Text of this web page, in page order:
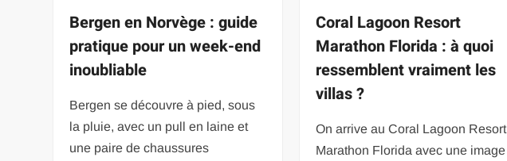
Bergen en Norvège : guide
pratique pour un week-end
inoubliable
Bergen se découvre à pied, sous
la pluie, avec un pull en laine et
une paire de chaussures
Coral Lagoon Resort
Marathon Florida : à quoi
ressemblent vraiment les
villas ?
On arrive au Coral Lagoon Resort
Marathon Florida avec une image